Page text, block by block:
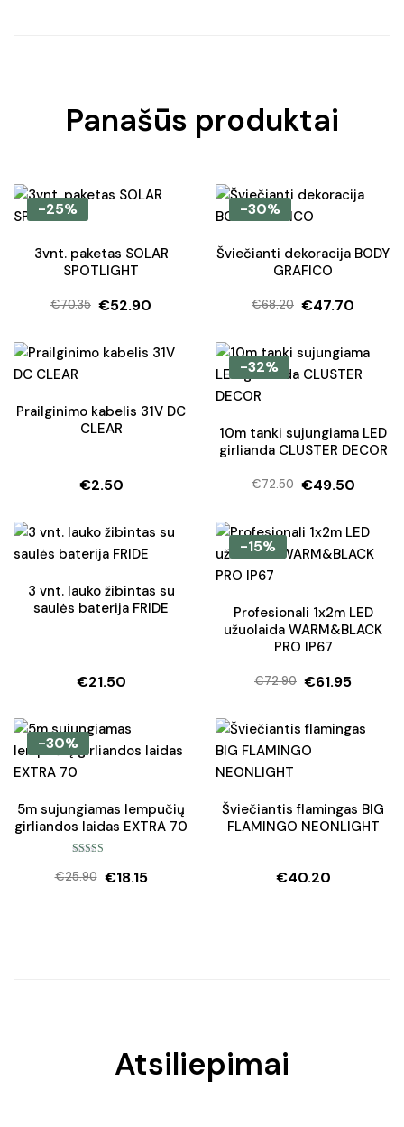
Panašūs produktai
-25%
3vnt. paketas SOLAR
SPOTLIGHT
€70.35
Original
was:
€52.90
Current
is:
-30%
Šviečianti dekoracija BODY
GRAFICO
€68.20
Original
was:
€68.20.
€47.70
Current
is:
€47.70.
Prailginimo kabelis 31V DC
CLEAR
€2.50
-32%
10m tanki sujungiama LED
girlianda CLUSTER DECOR
€72.50
Original
was:
€72.50.
€49.50
Current
is:
€49.50.
3 vnt. lauko žibintas su
saulės baterija FRIDE
€21.50
-15%
Profesionali 1x2m LED
užuolaida WARM&BLACK
PRO IP67
€72.90
Original
was:
€72.90.
€61.95
Current
is:
€61.95.
-30%
5m sujungiamas lempučių
girliandos laidas EXTRA 70
5.00 iš 5
€25.90
Original
€18.15
Current
Šviečiantis flamingas BIG
FLAMINGO NEONLIGHT
€40.20
Atsiliepimai